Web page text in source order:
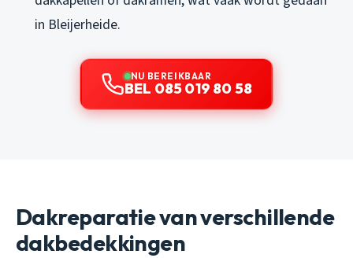
in Bleijerheide.
NU BEREIKBAAR
BEL 085 019 80 58
Dakreparatie van verschillende
dakbedekkingen